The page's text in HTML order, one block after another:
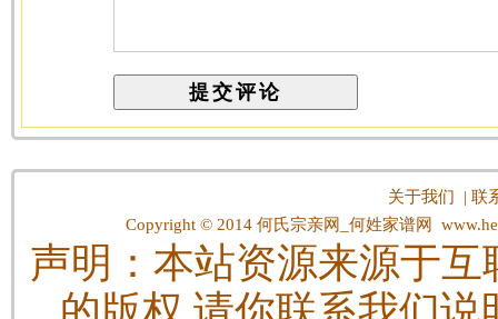
关于我们 |联
Copyright © 2014 何氏宗亲网_何姓家谱网
声明：本站资源来源于